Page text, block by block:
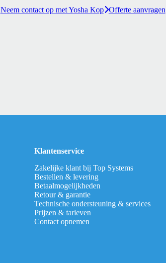
Neem contact op met Yosha Kop Offerte aanvragen
Klantenservice
Zakelijke klant bij Top Systems
Bestellen & levering
Betaalmogelijkheden
Retour & garantie
Technische ondersteuning & services
Prijzen & tarieven
Contact opnemen